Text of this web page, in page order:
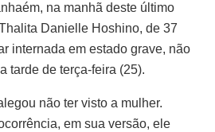
na manhã deste último
Danielle Hoshino, de 37
internada em estado grave, não
tarde de terça-feira (25).
não ter visto a mulher.
em sua versão, ele